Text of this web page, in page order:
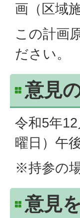
画（区域
この計画
ださい。
意見
令和5年
曜日）午
※持参の
意見